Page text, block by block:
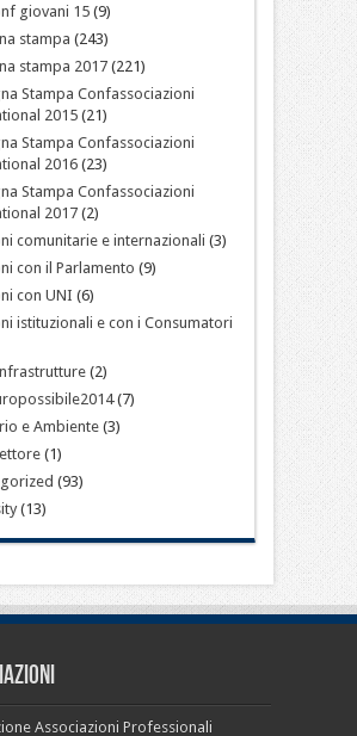
giovani 15(9)
stampa (243)
stampa 2017(221)
Stampa Confassociazioni
2015(21)
Stampa Confassociazioni
2016(23)
Stampa Confassociazioni
2017(2)
comunitarie e internazionali (3)
con il Parlamento (9)
con UNI (6)
istituzionali e con i Consumatori
(2)
(7)
e Ambiente(3)
(1)
(93)
(13)
Associazioni Professionali